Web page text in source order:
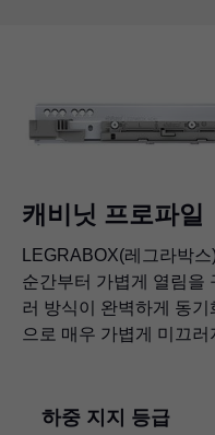
캐비닛 프로파일
LEGRABOX(레그라박
순간부터 가볍게 열림을
러 방식이 완벽하게 동
으로 매우 가볍게 미끄
하중 지지 등급